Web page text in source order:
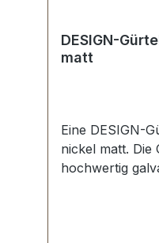
DESIGN-
matt
Eine DESIGN-
nickel matt. Die
hochwertig